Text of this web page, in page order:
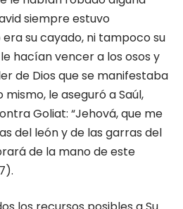
siempre estuvo
su cayado, ni tampoco su
hacían vencer a los osos y
de Dios que se manifestaba
le aseguró a Saúl,
Goliat: “Jehová, que me
del león y de las garras del
de la mano de este